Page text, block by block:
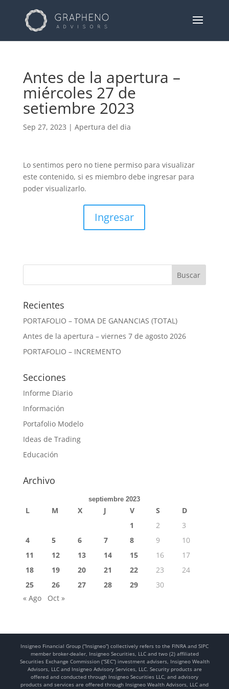
Antes de la apertura –
miércoles 27 de
setiembre 2023
Sep 27, 2023 | Apertura del dia
Lo sentimos pero no tiene permiso para visualizar
este contenido, si es miembro debe ingresar para
poder visualizarlo.
Ingresar
Recientes
PORTAFOLIO – TOMA DE GANANCIAS (TOTAL)
Antes de la apertura – viernes 7 de agosto 2026
PORTAFOLIO – INCREMENTO
Secciones
Informe Diario
Información
Portafolio Modelo
Ideas de Trading
Educación
Archivo
septiembre 2023
L M X J V S
D
1
2
3
4
5 6 7 8 9
10
11
12 13 14 15 16
17
18
19 20 21 22 23
24
25
26 27 28 29
30
« Ago
Oct »
Insigneo Financial Group (“Insigneo”) collectively refers to the FINRA and SIPC
member broker-dealer, Insigneo Securities, LLC and two (2) affiliated
Securities Exchange Commission (“SEC”) investment advisers, Insigneo Wealth
Advisors, LLC and Insigneo Advisory Services, LLC. Security products are
offered and conducted through Insigneo Securities LLC, and advisory
products and services are offered through Insigneo Wealth Advisors, LLC and